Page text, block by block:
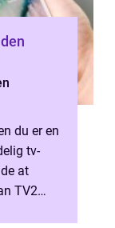
du er en
tv-
at
TV2